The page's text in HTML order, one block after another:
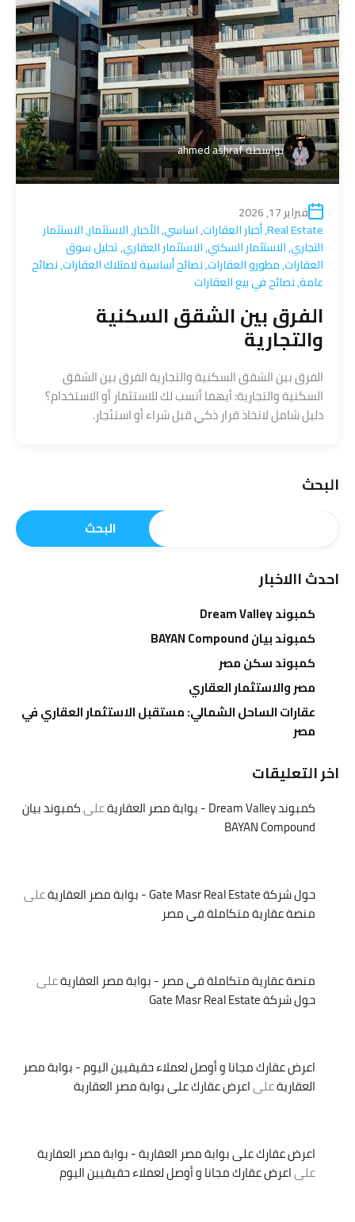
بواسطةahmed ashraf
فبراير 17, 2026
Real Estate
,أخبار العقارات,اساسي,الأخبار,الاستثمار,الاستثمار
التجاري,الاستثمار السكني,الاستثمار العقاري,تحليل سوق
العقارات,مطورو العقارات,نصائح أساسية لامتلاك العقارات,نصائح
عامة,نصائح في بيع العقارات
الفرق بين الشقق السكنية
والتجارية
الفرق بين الشقق السكنية والتجارية الفرق بين الشقق
السكنية والتجارية: أيهما أنسب لك للاستثمار أو الاستخدام؟
دليل شامل لاتخاذ قرار ذكي قبل شراء أو استئجار.
البحث
البحث
احدث االاخبار
كمبوند Dream Valley
كمبوند بيان BAYAN Compound
كمبوند سكن مصر
مصر والاستثمار العقاري
عقارات الساحل الشمالي: مستقبل الاستثمار العقاري في
مصر
اخر التعليقات
كمبوند Dream Valley - بوابة مصر العقارية علىكمبوند بيان
BAYAN Compound
حول شركة Gate Masr Real Estate - بوابة مصر العقارية
على
منصة عقارية متكاملة في مصر
منصة عقارية متكاملة في مصر - بوابة مصر العقاريةعلى
حول شركة Gate Masr Real Estate
اعرض عقارك مجانا و أوصل لعملاء حقيقيين اليوم - بوابة مصر
العقاريةعلىاعرض عقارك على بوابة مصر العقارية
اعرض عقارك على بوابة مصر العقارية - بوابة مصر العقارية
علىاعرض عقارك مجانا و أوصل لعملاء حقيقيين اليوم